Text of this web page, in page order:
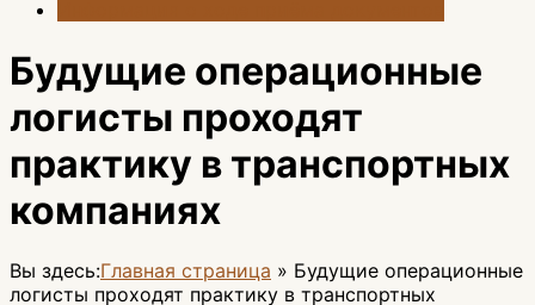
Будущие операционные
логисты проходят
практику в транспортных
компаниях
Вы здесь:Главная страница » Будущие операционные
логисты проходят практику в транспортных